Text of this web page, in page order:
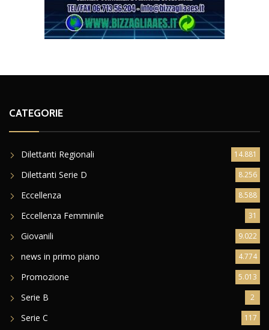
CATEGORIE
Dilettanti Regionali 14.881
Dilettanti Serie D 8.256
Eccellenza 8.588
Eccellenza Femminile 31
Giovanili 9.022
news in primo piano 4.774
Promozione 5.013
Serie B 2